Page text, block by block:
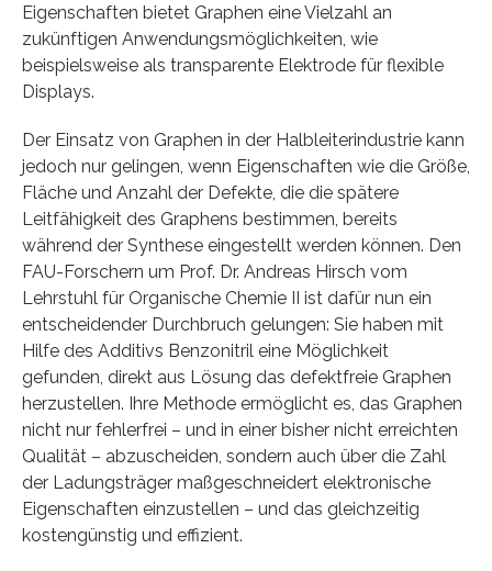
Eigenschaften bietet Graphen eine Vielzahl an
zukünftigen Anwendungsmöglichkeiten, wie
beispielsweise als transparente Elektrode für flexible
Displays.
Der Einsatz von Graphen in der Halbleiterindustrie kann
jedoch nur gelingen, wenn Eigenschaften wie die Größe,
Fläche und Anzahl der Defekte, die die spätere
Leitfähigkeit des Graphens bestimmen, bereits
während der Synthese eingestellt werden können. Den
FAU-Forschern um Prof. Dr. Andreas Hirsch vom
Lehrstuhl für Organische Chemie II ist dafür nun ein
entscheidender Durchbruch gelungen: Sie haben mit
Hilfe des Additivs Benzonitril eine Möglichkeit
gefunden, direkt aus Lösung das defektfreie Graphen
herzustellen. Ihre Methode ermöglicht es, das Graphen
nicht nur fehlerfrei – und in einer bisher nicht erreichten
Qualität – abzuscheiden, sondern auch über die Zahl
der Ladungsträger maßgeschneidert elektronische
Eigenschaften einzustellen – und das gleichzeitig
kostengünstig und effizient.